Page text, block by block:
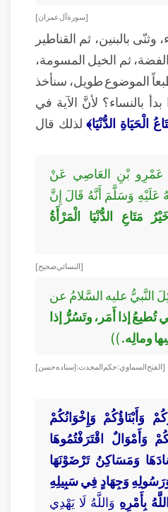
[ سورة آل عمران ]
بالبنين، ثم القناطير
ثم الخيل المسومة،
الموضوع طويل، سنأخذ
بالنساء؟ لأنَّ الآية في
الْحَيَاةِ الدُّنْيَا﴾ لذلك قال
عَمْرِو بْنِ العَاصِي عَنْ
عَلَيْهِ وَسَلَّمَ أَنَّهُ قَالَ إِنَّ
مَتَاعِ الدُّنْيَا الْمَرْأَةُ
[ النسائي صحيح ]
عليه السَّلامُ عن
تُطيعُ إذا أَمَر، وتَسُرُّ إذا
ومالِه.))
[ الفتح السماوي : حكم المحدث: إسناده حسن ]
وَأَبْنَاؤُكُمْ وَإِخْوَانُكُمْ
وَأَمْوَالٌ اقْتَرَفْتُمُوهَا
وَمَسَاكِنُ تَرْضَوْنَهَا
وَجِهَادٍ فِي سَبِيلِهِ
بِأَمْرِهِ وَاللَّهُ لَا يَهْدِي